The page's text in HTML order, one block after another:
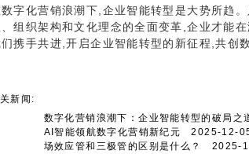
字化营销浪潮下,企业智能转型是大势所趋
组织架构和文化理念的全面变革,企业才能
携手共进,开启企业智能转型的新征程,共创
新闻:
数字化营销浪潮下：企业智能转型的破局之
AI智能领航数字化营销新纪元 2025-12-
场效应管和三极管的区别是什么？
2025-